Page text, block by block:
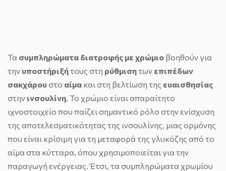
Τα συμπληρώματα διατροφής με χρώμιο βοηθούν για
την υποστήριξήτους στη ρύθμισητων επιπέδων
σακχάρουστο αίμα και στη βελτίωση της ευαισθησίας
στην ινσουλίνη. Το χρώμιο είναι απαραίτητο
ιχνοστοιχείο που παίζει σημαντικό ρόλο στην ενίσχυση
της αποτελεσματικότητας της ινσουλίνης, μιας ορμόνης
που είναι κρίσιμη για τη μεταφορά της γλυκόζης από το
αίμα στα κύτταρα, όπου χρησιμοποιείται για την
παραγωγή ενέργειας. Έτσι, τα συμπληρώματα χρωμίου